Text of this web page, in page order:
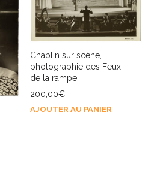
Chaplin sur scène,
photographie des Feux
de la rampe
200,00€
AJOUTER AU PANIER